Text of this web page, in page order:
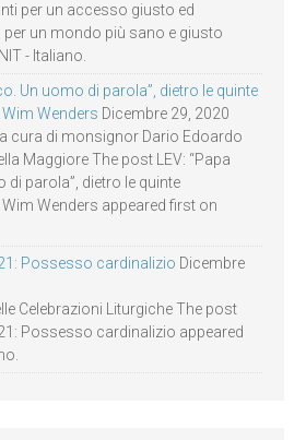
per un accesso giusto ed
per un mondo più sano e giusto
- Italiano.
Un uomo di parola”, dietro le quinte
Wenders Dicembre 29, 2020
cura di monsignor Dario Edoardo
Maggiore The post LEV: “Papa
parola”, dietro le quinte
Wenders appeared first on
Possesso cardinalizio Dicembre
Celebrazioni Liturgiche The post
Possesso cardinalizio appeared